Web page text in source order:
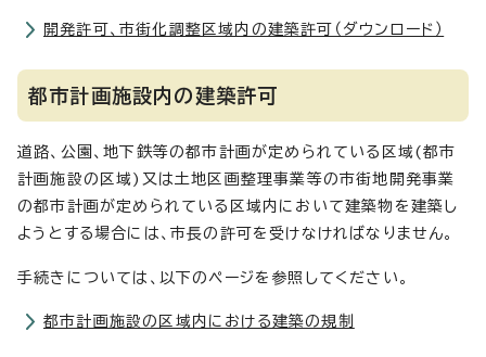
開発許可、市街化調整区域内の建築許可（ダウンロード）
都市計画施設内の建築許可
道路、公園、地下鉄等の都市計画が定められている区域(都市
計画施設の区域)又は土地区画整理事業等の市街地開発事業
の都市計画が定められている区域内において建築物を建築し
ようとする場合には、市長の許可を受けなければなりません。
手続きについては、以下のページを参照してください。
都市計画施設の区域内における建築の規制